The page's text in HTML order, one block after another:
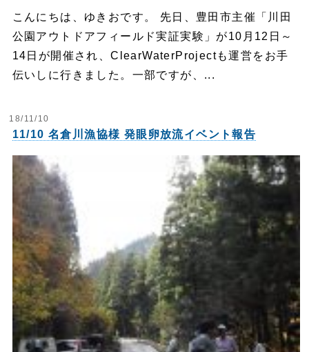
こんにちは、ゆきおです。 先日、豊田市主催「川田
公園アウトドアフィールド実証実験」が10月12日～
14日が開催され、ClearWaterProjectも運営をお手
伝いしに行きました。一部ですが、...
18/11/10
11/10 名倉川漁協様 発眼卵放流イベント報告